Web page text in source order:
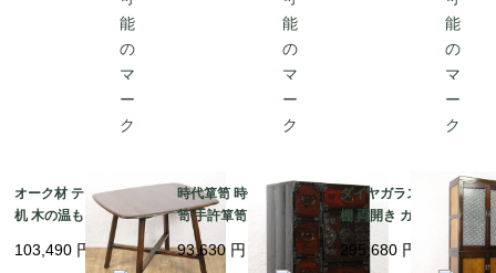
オーク材 テーブル 食卓
机 木の温もり レトロ
ヴィンテージ スタイリ
ッシュ ミニマルデザイ
103,490 円
時代箪笥 時代金具 小箪
笥 手許箪笥 かっこいい
明治時代 日本製 インテ
リア 和モダン アンティ
93,630 円
ダイヤガラス食器棚 洋
棚 両開き ガラス窓 ス
ッキリ 昭和初期頃 アン
ティーク 日本製 おしゃ
295,680 円